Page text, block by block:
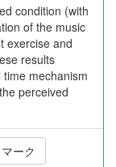
condition (with
of the music
exercise and
results
mechanism
perceived
ーク